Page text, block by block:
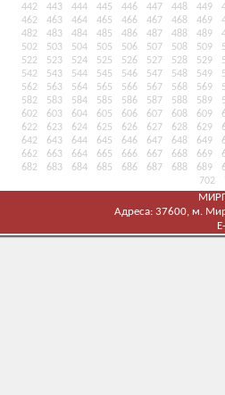
442
443 444 445 446 447 448 449
462
463 464 465 466 467 468 469
482
483 484 485 486 487 488 489
502
503 504 505 506 507 508 509
522
523 524 525 526 527 528 529
542
543 544 545 546 547 548 549
562
563 564 565 566 567 568 569
582
583 584 585 586 587 588 589
602
603 604 605 606 607 608 609
622
623 624 625 626 627 628 629
642
643 644 645 646 647 648 649
662
663 664 665 666 667 668 669
682
683 684 685 686 687 688 689
702
Адреса: 37600, м.